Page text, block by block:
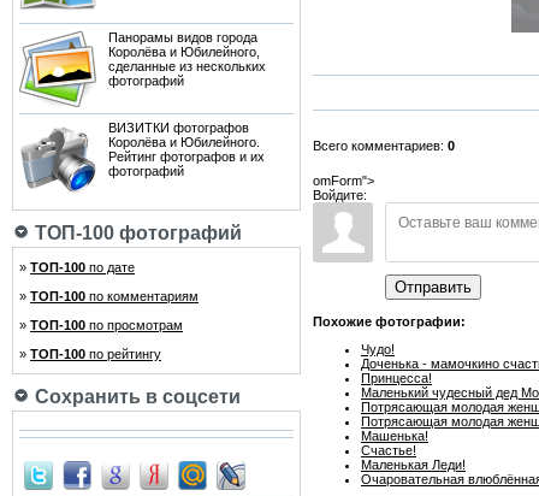
Панорамы видов города
Королёва и Юбилейного,
сделанные из нескольких
фотографий
ВИЗИТКИ фотографов
Королёва и Юбилейного.
Рейтинг фотографов и их
фотографий
ТОП-100 фотографий
» ТОП-100 по дате
» ТОП-100 по комментариям
» ТОП-100 по просмотрам
» ТОП-100 по рейтингу
Сохранить в соцсети
Всего комментариев: 0
omForm">
Войдите:
Отправить
Похожие фотографии:
Чудо!
Доченька - мамочкино
Принцесса!
Маленький чудесный дед
Потрясающая молодая
Потрясающая молодая
Машенька!
Счастье!
Маленькая Леди!
Очаровательная